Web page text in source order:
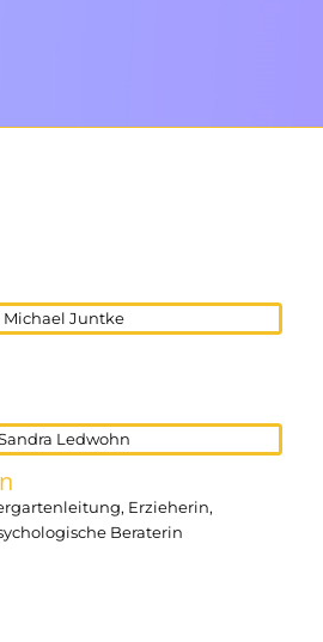
Erzieherin,
Beraterin